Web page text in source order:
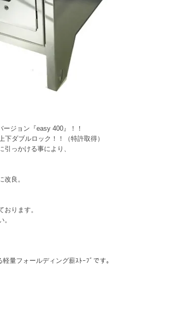
ジョン『easy 400』！！
ダブルロック！！（特許取得）
っかける事により、
良。
ります。
量フォールディング薪ｽﾄｰﾌﾞです。